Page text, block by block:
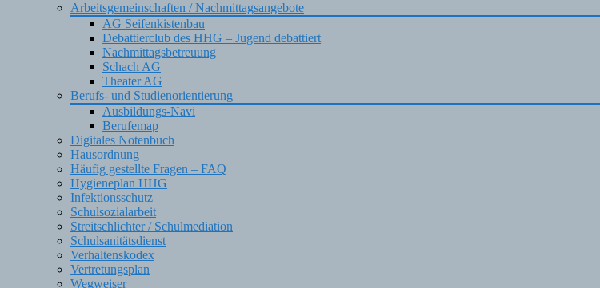
Arbeitsgemeinschaften / Nachmittagsangebote
AG Seifenkistenbau
Debattierclub des HHG – Jugend debattiert
Nachmittagsbetreuung
Schach AG
Theater AG
Berufs- und Studienorientierung
Ausbildungs-Navi
Berufemap
Digitales Notenbuch
Hausordnung
Häufig gestellte Fragen – FAQ
Hygieneplan HHG
Infektionsschutz
Schulsozialarbeit
Streitschlichter / Schulmediation
Schulsanitätsdienst
Verhaltenskodex
Vertretungsplan
Wegweiser